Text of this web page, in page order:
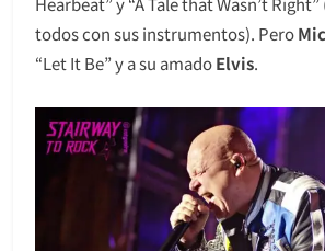
todos con sus instrumentos). Pero
“Let It Be” y a su amadoElvis.